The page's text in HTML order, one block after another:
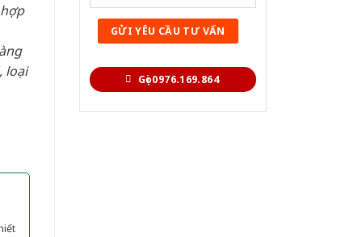
Gọi 0976.169.864
loại